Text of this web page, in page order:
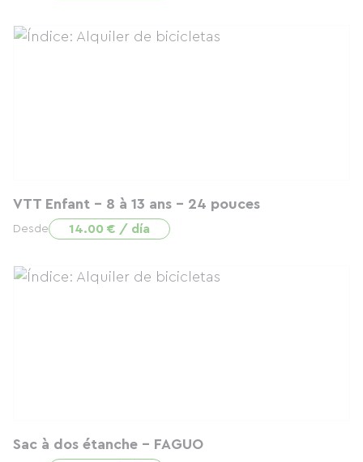
VTT Enfant - 8 à 13 ans - 24 pouces
Desde 14.00 € / día
Sac à dos étanche - FAGUO